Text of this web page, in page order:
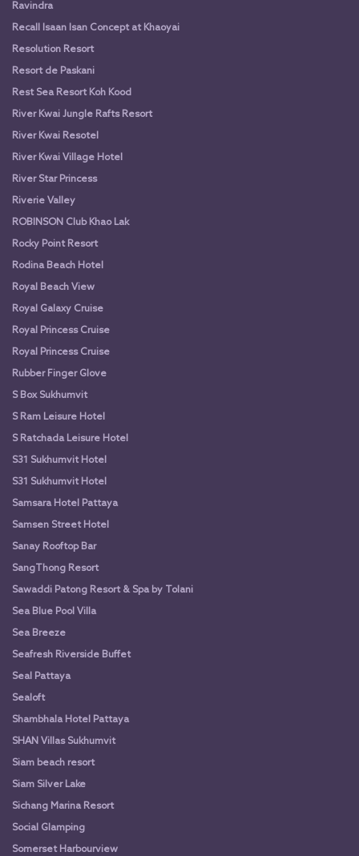
Ravindra
Recall Isaan Isan Concept at Khaoyai
Resolution Resort
Resort de Paskani
Rest Sea Resort Koh Kood
River Kwai Jungle Rafts Resort
River Kwai Resotel
River Kwai Village Hotel
River Star Princess
Riverie Valley
ROBINSON Club Khao Lak
Rocky Point Resort
Rodina Beach Hotel
Royal Beach View
Royal Galaxy Cruise
Royal Princess Cruise
Royal Princess Cruise
Rubber Finger Glove
S Box Sukhumvit
S Ram Leisure Hotel
S Ratchada Leisure Hotel
S31 Sukhumvit Hotel
S31 Sukhumvit Hotel
Samsara Hotel Pattaya
Samsen Street Hotel
Sanay Rooftop Bar
SangThong Resort
Sawaddi Patong Resort & Spa by Tolani
Sea Blue Pool Villa
Sea Breeze
Seafresh Riverside Buffet
Seal Pattaya
Sealoft
Shambhala Hotel Pattaya
SHAN Villas Sukhumvit
Siam beach resort
Siam Silver Lake
Sichang Marina Resort
Social Glamping
Somerset Harbourview